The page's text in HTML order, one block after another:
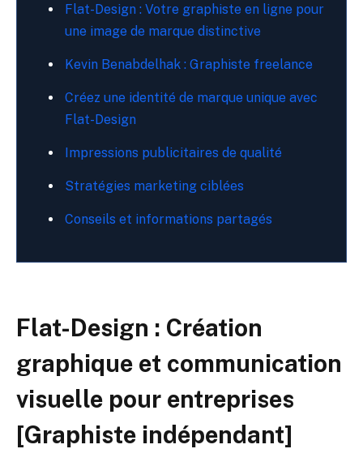
Flat-Design : Votre graphiste en ligne pour
une image de marque distinctive
Kevin Benabdelhak : Graphiste freelance
Créez une identité de marque unique avec
Flat-Design
Impressions publicitaires de qualité
Stratégies marketing ciblées
Conseils et informations partagés
Flat-Design : Création
graphique et communication
visuelle pour entreprises
[Graphiste indépendant]